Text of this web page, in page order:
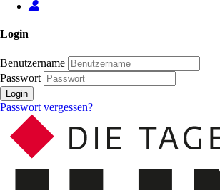
Login
Benutzername
Passwort
Login
Passwort vergessen?